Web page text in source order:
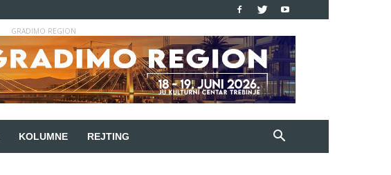
GRADIMO REGION
KOLUMNE REJTING